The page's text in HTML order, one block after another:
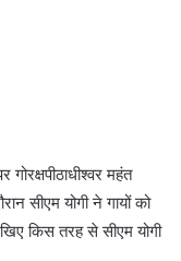
महंत
सीएम योगी ने गायों को
किस तरह से सीएम योगी